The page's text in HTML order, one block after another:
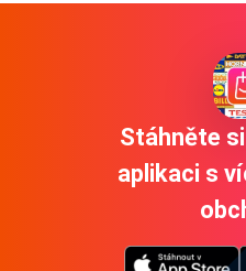
Stáhněte
aplikaci s